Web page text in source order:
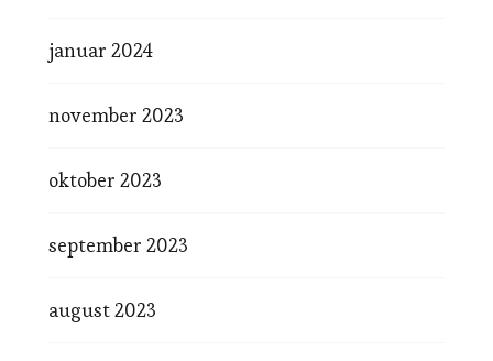
januar 2024
november 2023
oktober 2023
september 2023
august 2023